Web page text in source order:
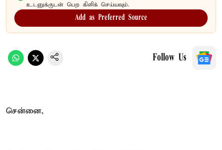
உடனுக்குடன் பெற கிளிக் செய்யவும்.
Add as Preferred Source
Follow Us
சென்னை,